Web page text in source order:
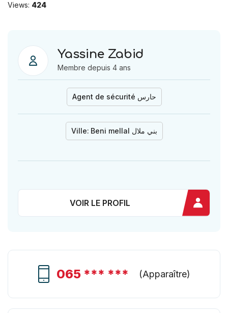
Views: 424
Yassine Zabid
Membre depuis 4 ans
Agent de sécurité حارس
Ville: Beni mellal بني ملال
VOIR LE PROFIL
065 *** *** (Apparaître)